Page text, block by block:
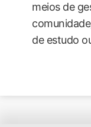
meios de
de estudo